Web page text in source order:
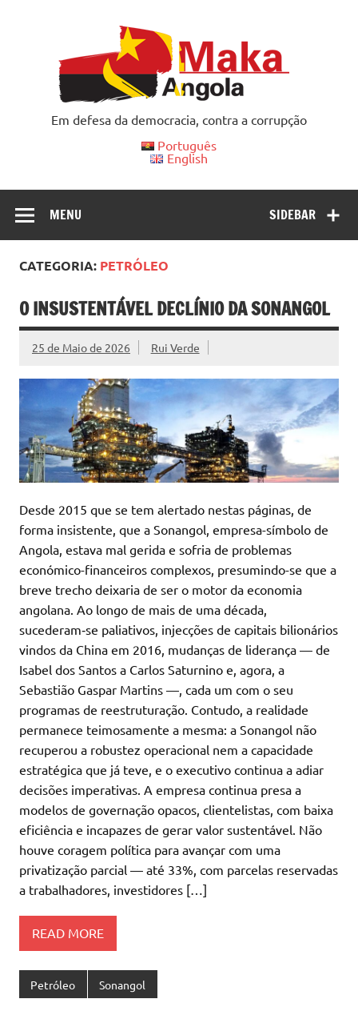
Em defesa da democracia, contra a corrupção
Português
English
SIDEBAR
MENU
CATEGORIA: PETRÓLEO
O INSUSTENTÁVEL DECLÍNIO DA SONANGOL
25 de Maio de 2026 Rui Verde
Desde 2015 que se tem alertado nestas páginas, de
forma insistente, que a Sonangol, empresa-símbolo de
Angola, estava mal gerida e sofria de problemas
económico-financeiros complexos, presumindo-se que a
breve trecho deixaria de ser o motor da economia
angolana. Ao longo de mais de uma década,
sucederam‑se paliativos, injecções de capitais bilionários
vindos da China em 2016, mudanças de liderança — de
Isabel dos Santos a Carlos Saturnino e, agora, a
Sebastião Gaspar Martins —, cada um com o seu
programas de reestruturação. Contudo, a realidade
permanece teimosamente a mesma: a Sonangol não
recuperou a robustez operacional nem a capacidade
estratégica que já teve, e o executivo continua a adiar
decisões imperativas. A empresa continua presa a
modelos de governação opacos, clientelistas, com baixa
eficiência e incapazes de gerar valor sustentável. Não
houve coragem política para avançar com uma
privatização parcial — até 33%, com parcelas reservadas
a trabalhadores, investidores […]
READ MORE
Petróleo Sonangol